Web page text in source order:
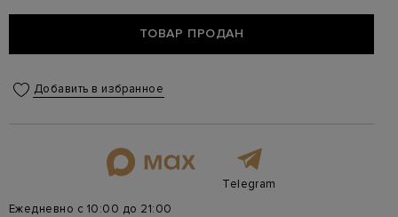
ТОВАР ПРОДАН
Добавить в избранное
Telegram
Ежедневно с 10:00 до 21:00